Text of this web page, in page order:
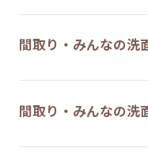
間取り・みんなの
間取り・みんなの